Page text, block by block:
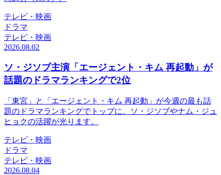
テレビ・映画
ドラマ
テレビ・映画
2026.08.02
ソ・ジソブ主演「エージェント・キム 再起動」が
話題のドラマランキングで2位
「東宮」と「エージェント・キム 再起動」が今週の最も話
題のドラマランキングでトップに。ソ・ジソブやナム・ジュ
ヒョクの活躍が光ります。
テレビ・映画
ドラマ
テレビ・映画
2026.08.04